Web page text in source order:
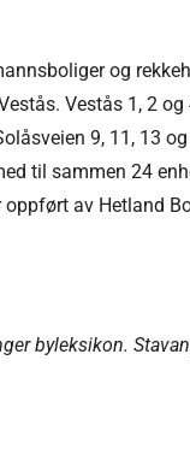
og
Vestås 1, 2
9, 11, 13
til sammen 24
av Hetland
byleksikon.